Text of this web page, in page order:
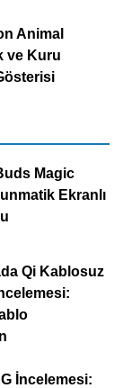
Animal
ve Kuru
Magic
Ekranlı
Qi Kablosuz
İncelemesi: